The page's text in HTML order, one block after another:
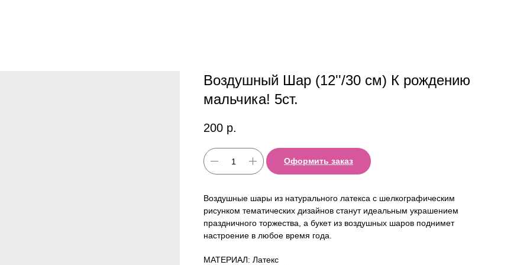
Воздушный Шар (12''/30 см) К рождению
мальчика! 5ст.
200 р.
Оформить заказ
Воздушные шары из натурального латекса с шелкографическим
рисунком тематических дизайнов станут идеальным украшением
праздничного торжества, а букет из воздушных шаров поднимет
настроение в любое время года.
МАТЕРИАЛ: Латекс